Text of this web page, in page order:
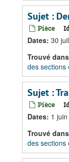
Sujet :
Pièce
Dates: 30
Trouvé
des sections
Sujet :
Pièce
Dates: 1
Trouvé
des sections